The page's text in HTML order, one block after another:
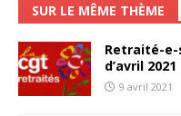
SUR LE MÊME THÈME
Retraité-e-
d’avril 2021
9 avril 2021